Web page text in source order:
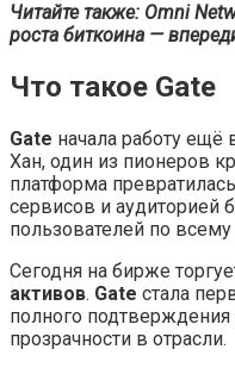
Читайте также: Omni
роста биткоина —
Что такое Gate
Gate начала работу ещё
Хан, один из пионеров
платформа
сервисов и аудиторией
пользователей по
Сегодня на бирже
активов. Gate стала
полного
прозрачности в отрасли.